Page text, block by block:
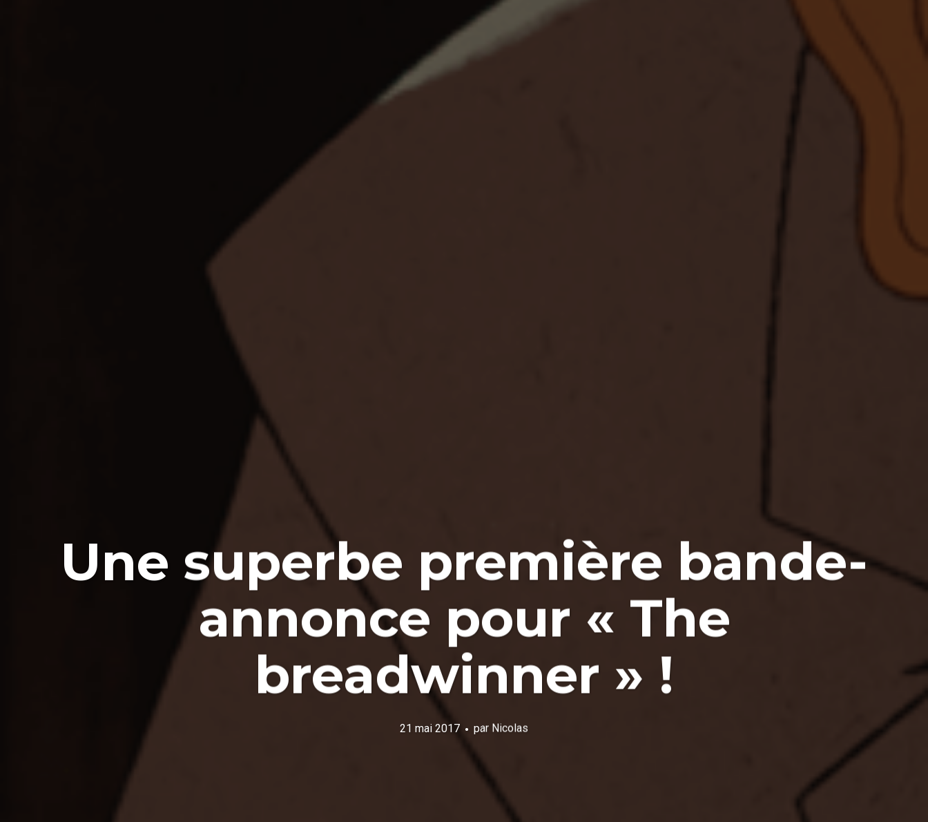
Une superbe première bande-
annonce pour « The
breadwinner » !
21 mai 2017 par Nicolas